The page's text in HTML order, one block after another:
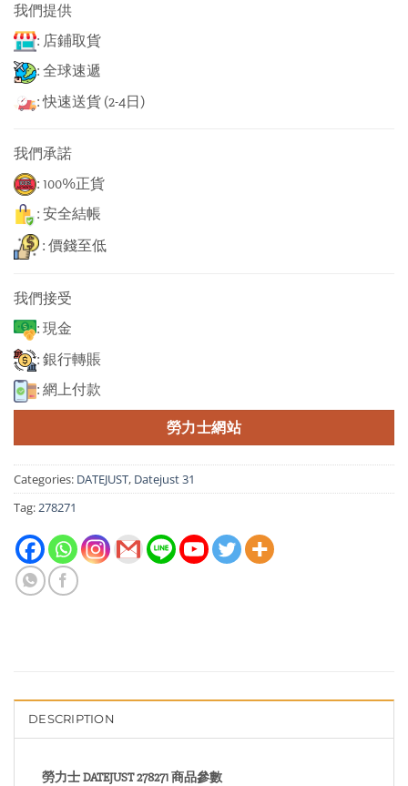
我們提供
: 店鋪取貨
: 全球速遞
: 快速送貨 (2-4日)
我們承諾
: 100%正貨
: 安全結帳
: 價錢至低
我們接受
: 現金
: 銀行轉賬
: 網上付款
勞力士網站
Categories: DATEJUST, Datejust 31
Tag:278271
DESCRIPTION
勞力士 DATEJUST 278271 商品參數